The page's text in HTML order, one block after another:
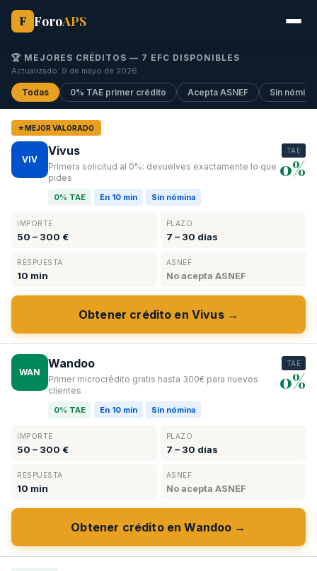
F ForoAPS
🏆 MEJORES CRÉDITOS — 7 EFC DISPONIBLES
Actualizado: 9 de mayo de 2026
Todas 0% TAE primer crédito Acepta ASNEF Sin nómina
⭐ MEJOR VALORADO
VIV
Vivus
Primera solicitud al 0%: devuelves exactamente lo que
pides
0% TAE En 10 min Sin nómina
TAE
0%
IMPORTE
50 – 300 €
PLAZO
7 – 30 días
RESPUESTA
10 min
ASNEF
No acepta ASNEF
Obtener crédito en Vivus →
WAN
Wandoo
Primer microcrédito gratis hasta 300€ para nuevos
clientes
0% TAE En 10 min Sin nómina
TAE
0%
IMPORTE
50 – 300 €
PLAZO
7 – 30 días
RESPUESTA
10 min
ASNEF
No acepta ASNEF
Obtener crédito en Wandoo →